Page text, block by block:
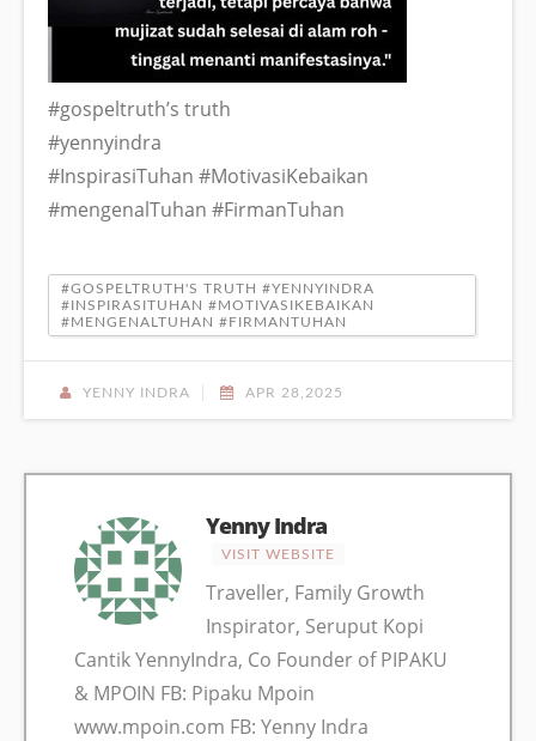
#gospeltruth’s truth
#yennyindra
#InspirasiTuhan #MotivasiKebaikan
#mengenalTuhan #FirmanTuhan
#GOSPELTRUTH'S TRUTH #YENNYINDRA
#INSPIRASITUHAN #MOTIVASIKEBAIKAN
#MENGENALTUHAN #FIRMANTUHAN
YENNY INDRA APR 28,2025
Yenny Indra
VISIT WEBSITE
Traveller, Family Growth
Inspirator, Seruput Kopi
Cantik YennyIndra, Co Founder of PIPAKU
& MPOIN FB: Pipaku Mpoin
www.mpoin.com FB: Yenny Indra